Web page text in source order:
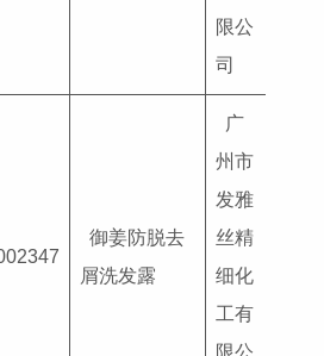
限公
司
御姜防脱去
屑洗发露
广
州市
发雅
丝精
细化
工有
限公